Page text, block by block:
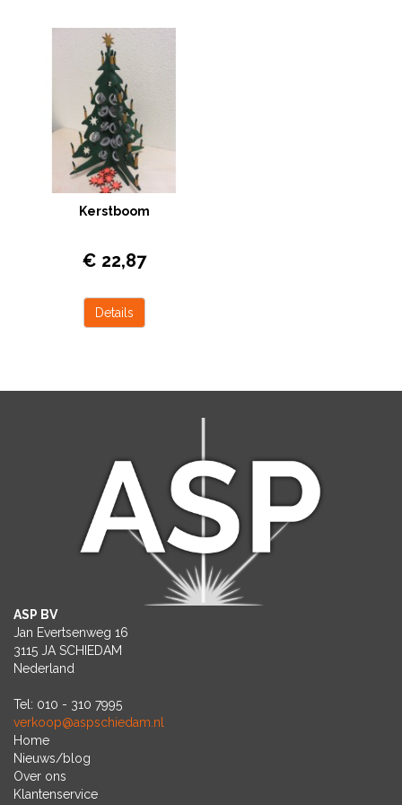
Kerstboom
Kerstboom, 30 cm hoog. Materiaal mdf
onbehandeld. Leuk om met de
€ 22,87
Details
ASP BV
Jan Evertsenweg 16
3115 JA SCHIEDAM
Nederland
Tel: 010 - 310 7995
verkoop@aspschiedam.nl
Home
Nieuws/blog
Over ons
Klantenservice